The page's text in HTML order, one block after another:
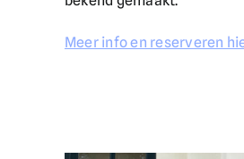
Meer info en reserveren